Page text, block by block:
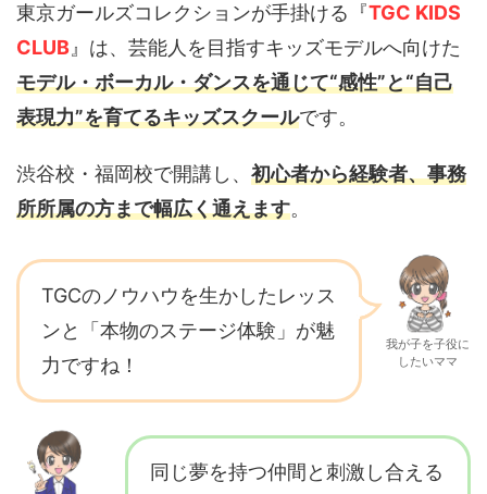
東京ガールズコレクションが手掛ける『TGC KIDS
CLUB 』は、芸能人を目指すキッズモデルへ向けた
モデル・ボーカル・ダンスを通じて“感性”と“自己
表現力”を育てるキッズスクールです。
渋谷校・福岡校で開講し、 初心者から経験者、事務
所所属の方まで幅広く通えます。
TGCのノウハウを生かしたレッス
ンと「本物のステージ体験」が魅
力ですね！
我が子を子役に
したいママ
同じ夢を持つ仲間と刺激し合える